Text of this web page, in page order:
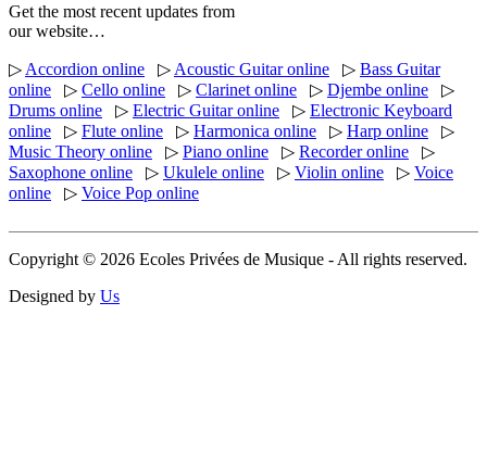
Get the most recent updates from
our website…
▷ Accordion online ▷ Acoustic Guitar online ▷ Bass Guitar
online ▷ Cello online ▷ Clarinet online ▷ Djembe online ▷
Drums online ▷ Electric Guitar online ▷ Electronic Keyboard
online ▷ Flute online ▷ Harmonica online ▷ Harp online ▷
Music Theory online ▷ Piano online ▷ Recorder online ▷
Saxophone online ▷ Ukulele online ▷ Violin online ▷ Voice
online ▷ Voice Pop online
Copyright © 2026 Ecoles Privées de Musique - All rights reserved.
Designed by Us